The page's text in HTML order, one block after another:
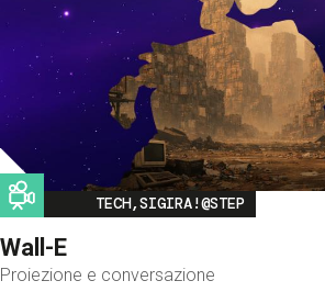
Image
TECH,SIGIRA!@STEP
Wall-E
Proiezione e conversazione